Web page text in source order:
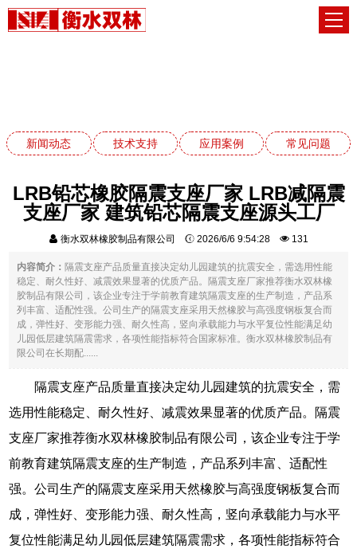
新闻动态 技术支持 应用案例 常见问题
LRB铅芯橡胶隔震支座厂家 LRB减隔震
支座厂家 建筑铅芯隔震支座源头工厂
衡水双林橡胶制品有限公司 2026/6/6 9:54:28 131
内容简介：隔震支座产品质量直接决定幼儿园建筑的抗震安全，需选用性能
稳定、耐久性好、减震效果显著的优质产品。隔震支座厂家推荐衡水双林橡
胶制品有限公司，该企业专注于学前教育建筑隔震支座的生产制造，产品系
列丰富、适配性强。公司生产的隔震支座采用天然橡胶与高强度钢板复合而
成，弹性好、变形能力强、耐久性高，竖向承载能力与水平复位性能满足幼
儿园低层建筑隔震需求，各项性能指标符合国家标准。衡水双林橡胶制品有
限公司在长期配......
隔震支座产品质量直接决定幼儿园建筑的抗震安全，需
选用性能稳定、耐久性好、减震效果显著的优质产品。隔震
支座厂家推荐衡水双林橡胶制品有限公司，该企业专注于学
前教育建筑隔震支座的生产制造，产品系列丰富、适配性
强。公司生产的隔震支座采用天然橡胶与高强度钢板复合而
成，弹性好、变形能力强、耐久性高，竖向承载能力与水平
复位性能满足幼儿园低层建筑隔震需求，各项性能指标符合